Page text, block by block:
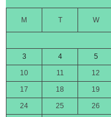
M T W
3
4 5
10
11 12
17
18 19
24
25 26